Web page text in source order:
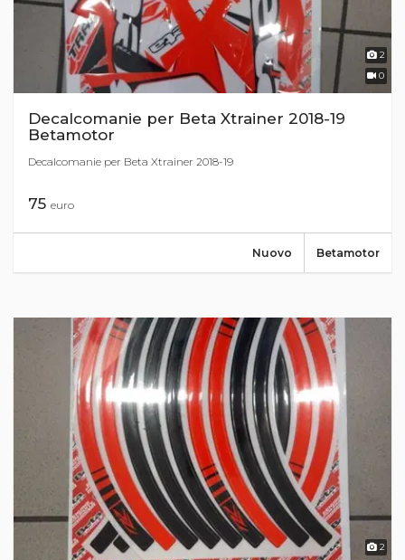
2
0
Decalcomanie per Beta Xtrainer 2018-19
Betamotor
Decalcomanie per Beta Xtrainer 2018-19
75 euro
Betamotor
Nuovo
2